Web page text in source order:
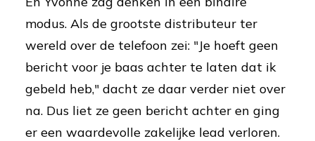
modus. Als de grootste distributeur ter
wereld over de telefoon zei: "Je hoeft geen
bericht voor je baas achter te laten dat ik
gebeld heb," dacht ze daar verder niet over
na. Dus liet ze geen bericht achter en ging
er een waardevolle zakelijke lead verloren.